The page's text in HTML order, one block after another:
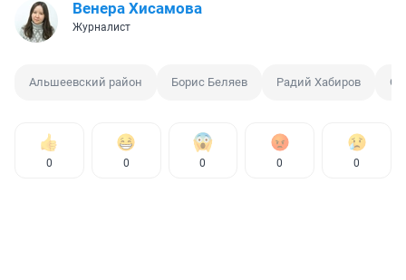
Венера Хисамова
Журналист
Альшеевский район Борис Беляев Радий Хабиров
0 0 0 0 0